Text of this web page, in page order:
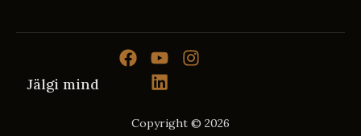
Copyright © 2026
Jälgi mind